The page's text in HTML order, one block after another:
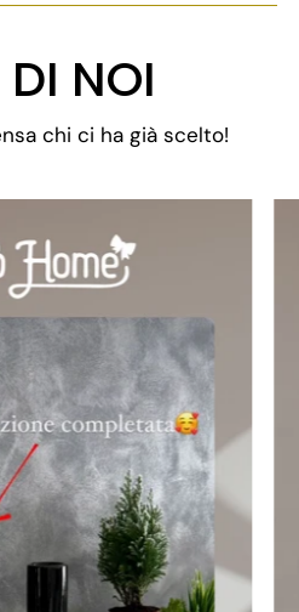
DI NOI
chi ci ha già scelto!